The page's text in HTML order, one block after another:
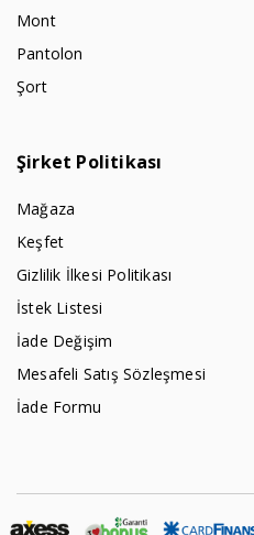
Mont
Pantolon
Şort
Şirket Politikası
Mağaza
Keşfet
Gizlilik İlkesi Politikası
İstek Listesi
İade Değişim
Mesafeli Satış Sözleşmesi
İade Formu